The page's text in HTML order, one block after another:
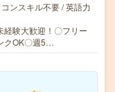
ンスキル不要 / 英語力
経験大歓迎！〇フリー
クOK〇週5…